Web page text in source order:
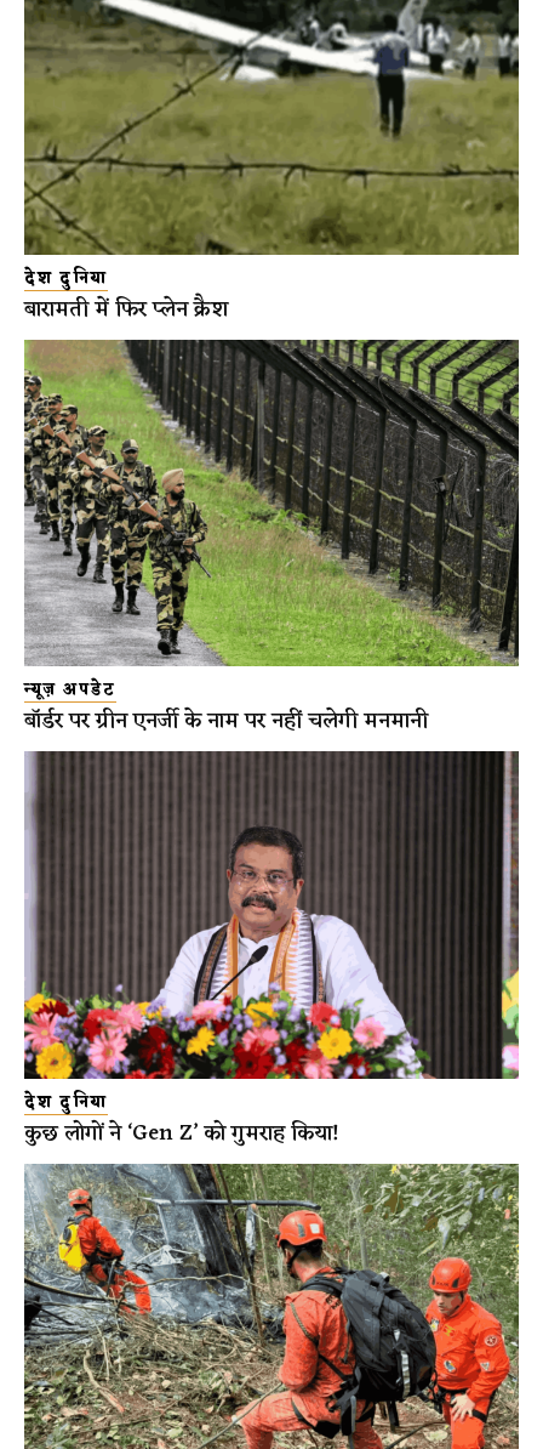
देश दुनिया
बारामती में फिर प्लेन क्रैश
न्यूज़ अपडेट
बॉर्डर पर ग्रीन एनर्जी के नाम पर नहीं चलेगी मनमानी
देश दुनिया
कुछ लोगों ने ‘Gen Z’ को गुमराह किया!